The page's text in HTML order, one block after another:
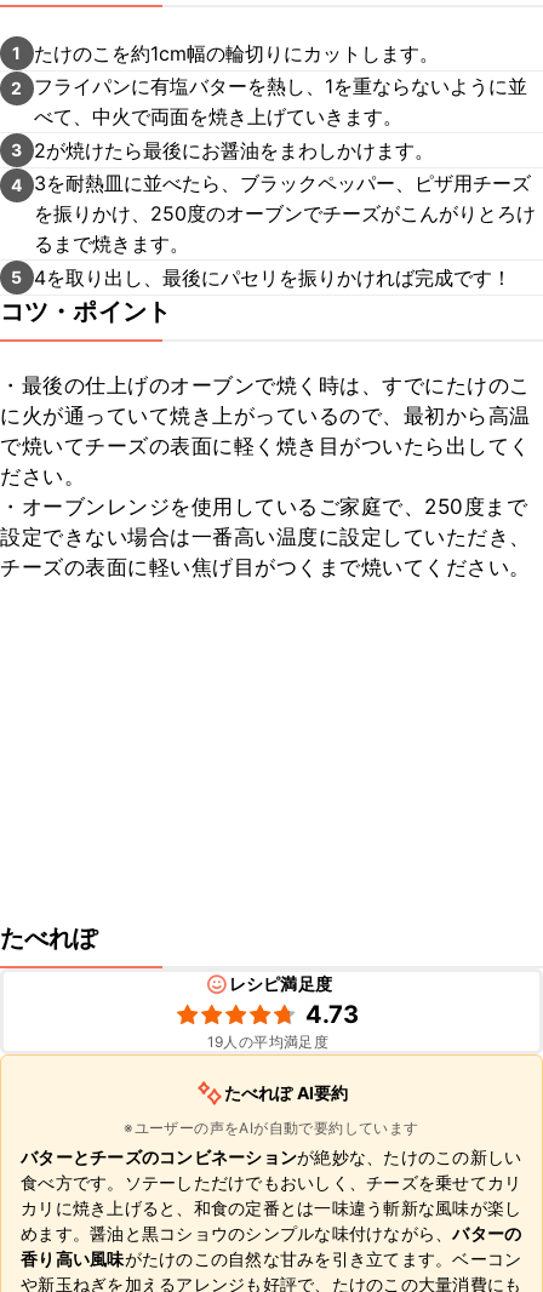
1 たけのこを約1cm幅の輪切りにカットします。
2
フライパンに有塩バターを熱し、1を重ならないように並
べて、中火で両面を焼き上げていきます。
3 2が焼けたら最後にお醤油をまわしかけます。
4
3を耐熱皿に並べたら、ブラックペッパー、ピザ用チーズ
を振りかけ、250度のオーブンでチーズがこんがりとろけ
るまで焼きます。
5 4を取り出し、最後にパセリを振りかければ完成です！
コツ・ポイント
・最後の仕上げのオーブンで焼く時は、すでにたけのこ
に火が通っていて焼き上がっているので、最初から高温
で焼いてチーズの表面に軽く焼き目がついたら出してく
ださい。
・オーブンレンジを使用しているご家庭で、250度まで
設定できない場合は一番高い温度に設定していただき、
チーズの表面に軽い焦げ目がつくまで焼いてください。
たべれぽ
レシピ満足度
4.73
19人の平均満足度
たべれぽ AI要約
※ユーザーの声をAIが自動で要約しています
バターとチーズのコンビネーションが絶妙な、たけのこの新しい
食べ方です。ソテーしただけでもおいしく、チーズを乗せてカリ
カリに焼き上げると、和食の定番とは一味違う斬新な風味が楽し
めます。醤油と黒コショウのシンプルな味付けながら、バターの
香り高い風味がたけのこの自然な甘みを引き立てます。ベーコン
や新玉ねぎを加えるアレンジも好評で、たけのこの大量消費にも